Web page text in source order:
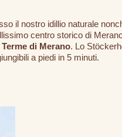
il nostro idillio naturale
centro storico di
di Merano. Lo
a piedi in 5 minuti.